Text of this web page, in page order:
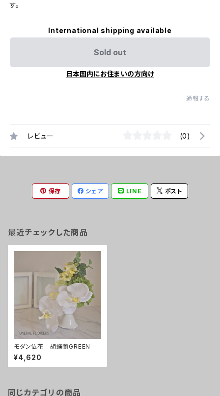
す。
International shipping available
Sold out
日本国内にお住まいの方向け
通報する
レビュー (0)
保存 シェア LINE ポスト
最近チェックした商品
モダン仏花 胡蝶蘭GREEN
¥4,620
同じカテゴリの商品